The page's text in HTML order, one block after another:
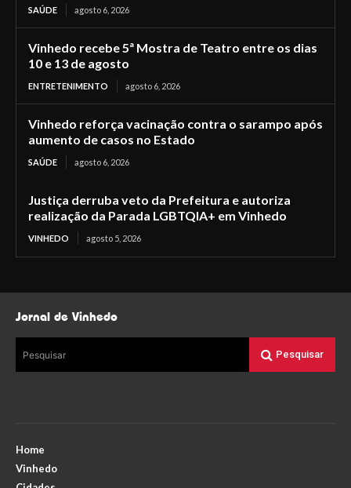
SAÚDE agosto 6, 2026
Vinhedo recebe 5ª Mostra de Teatro entre os dias
10 e 13 de agosto
ENTRETENIMENTO agosto 6, 2026
Vinhedo reforça vacinação contra o sarampo após
aumento de casos no Estado
SAÚDE agosto 6, 2026
Justiça derruba veto da Prefeitura e autoriza
realização da Parada LGBTQIA+ em Vinhedo
VINHEDO agosto 5, 2026
Jornal de Vinhedo
Pesquisar Pesquisar
Home
Vinhedo